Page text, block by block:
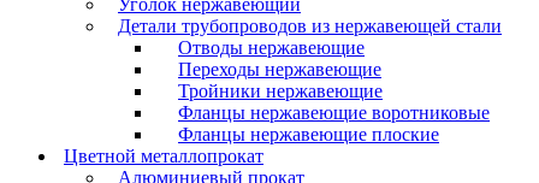
Уголок нержавеющий
Детали трубопроводов из нержавеющей стали
Отводы нержавеющие
Переходы нержавеющие
Тройники нержавеющие
Фланцы нержавеющие воротниковые
Фланцы нержавеющие плоские
Цветной металлопрокат
Алюминиевый прокат